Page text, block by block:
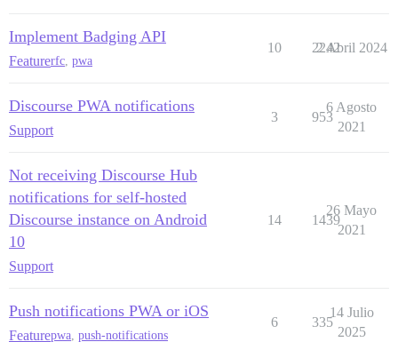
Implement Badging API
Featurerfc, pwa
10 2242
2 Abril 2024
Discourse PWA notifications
Support
3 953
6 Agosto
2021
Not receiving Discourse Hub
notifications for self-hosted
Discourse instance on Android
10
Support
14 1439
26 Mayo
2021
Push notifications PWA or iOS
Featurepwa, push-notifications
6 335
14 Julio
2025